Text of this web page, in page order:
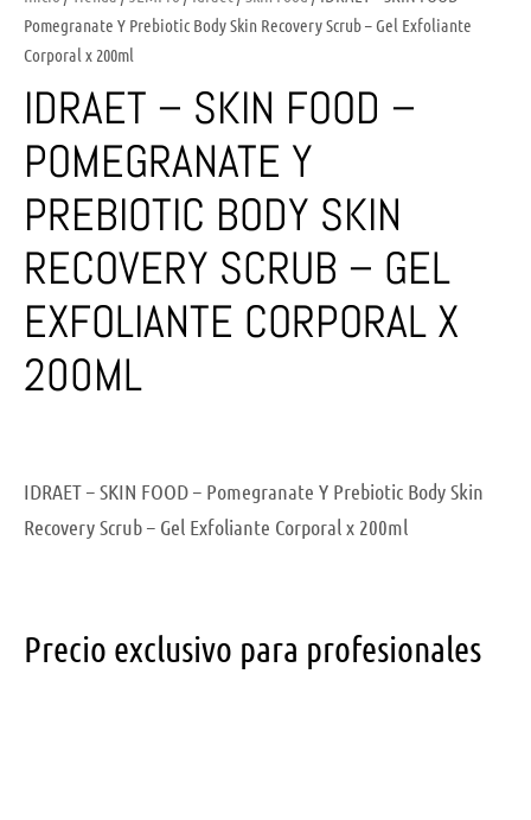
Pomegranate Y Prebiotic Body Skin Recovery Scrub – Gel Exfoliante
Corporal x 200ml
IDRAET – SKIN FOOD –
POMEGRANATE Y
PREBIOTIC BODY SKIN
RECOVERY SCRUB – GEL
EXFOLIANTE CORPORAL X
200ML
IDRAET – SKIN FOOD – Pomegranate Y Prebiotic Body Skin
Recovery Scrub – Gel Exfoliante Corporal x 200ml
Precio exclusivo para profesionales